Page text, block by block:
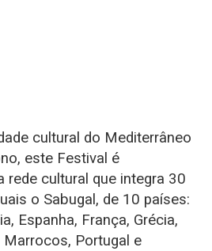
cultural do Mediterrâneo
este Festival é
rede cultural que integra 30
o Sabugal, de 10 países:
Espanha, França, Grécia,
Marrocos, Portugal e